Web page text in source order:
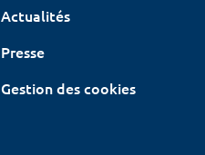
Actualités
Presse
Gestion des cookies